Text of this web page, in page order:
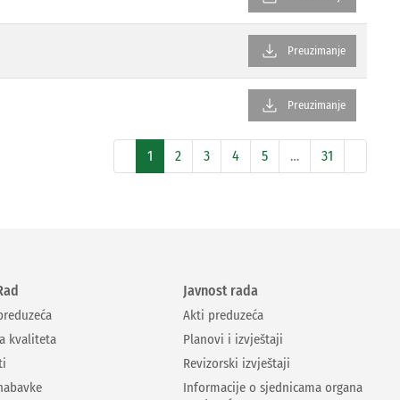
download Preuzimanje
download Preuzimanje
1 2 3 4 5 … 31
kvaliteta
Javnost rada
Akti preduzeća
Planovi i izvještaji
Revizorski izvještaji
Informacije o sjednicama organa